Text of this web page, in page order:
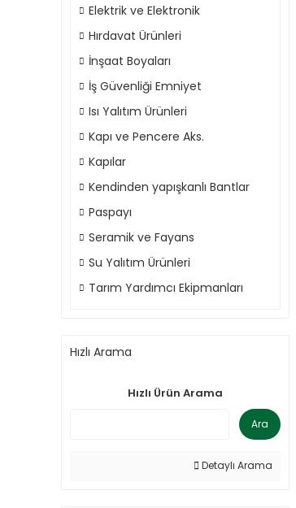
Elektrik ve Elektronik
Hırdavat Ürünleri
İnşaat Boyaları
İş Güvenliği Emniyet
Isı Yalıtım Ürünleri
Kapı ve Pencere Aks.
Kapılar
Kendinden yapışkanlı Bantlar
Paspayı
Seramik ve Fayans
Su Yalıtım Ürünleri
Tarım Yardımcı Ekipmanları
Hızlı Arama
Hızlı Ürün Arama
Ara
Detaylı Arama